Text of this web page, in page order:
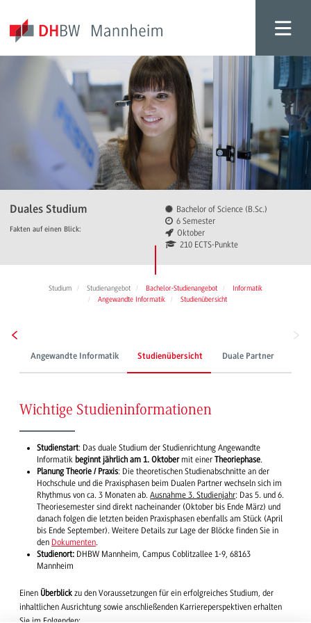
Duales Studium
Fakten auf einen Blick:
Bachelor of Science (B.Sc.)
6 Semester
Oktober
210 ECTS-Punkte
Studium Studienangebot Bachelor-Studienangebot
Informatik
Angewandte Informatik
Studienübersicht
Angewandte Informatik Studienübersicht Duale Partner
Wichtige Studieninformationen
Studienstart: Das duale Studium der Studienrichtung Angewandte
Informatik beginnt jährlich am 1. Oktobermit einerTheoriephase.
Planung Theorie / Praxis: Die theoretischen Studienabschnitte an der
Hochschule und die Praxisphasen beim Dualen Partner wechseln sich im
Rhythmus von ca. 3 Monaten ab.Ausnahme 3. Studienjahr: Das 5. und 6.
Theoriesemester sind direkt nacheinander (Oktober bis Ende März) und
danach folgen die letzten beiden Praxisphasen ebenfalls am Stück (April
bis Ende September). Weitere Details zur Lage der Blöcke finden Sie in
den Dokumenten.
Studienort: DHBW Mannheim, Campus Coblitzallee 1-9, 68163
Mannheim
Einen Überblick zu den Voraussetzungen für ein erfolgreiches Studium, der
inhaltlichen Ausrichtung sowie anschließenden Karriereperspektiven erhalten